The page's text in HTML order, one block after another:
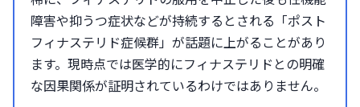
障害や抑うつ症状などが持続するとされる「ポスト
フィナステリド症候群」が話題に上がることがあり
ます。現時点では医学的にフィナステリドとの明確
な因果関係が証明されているわけではありません。